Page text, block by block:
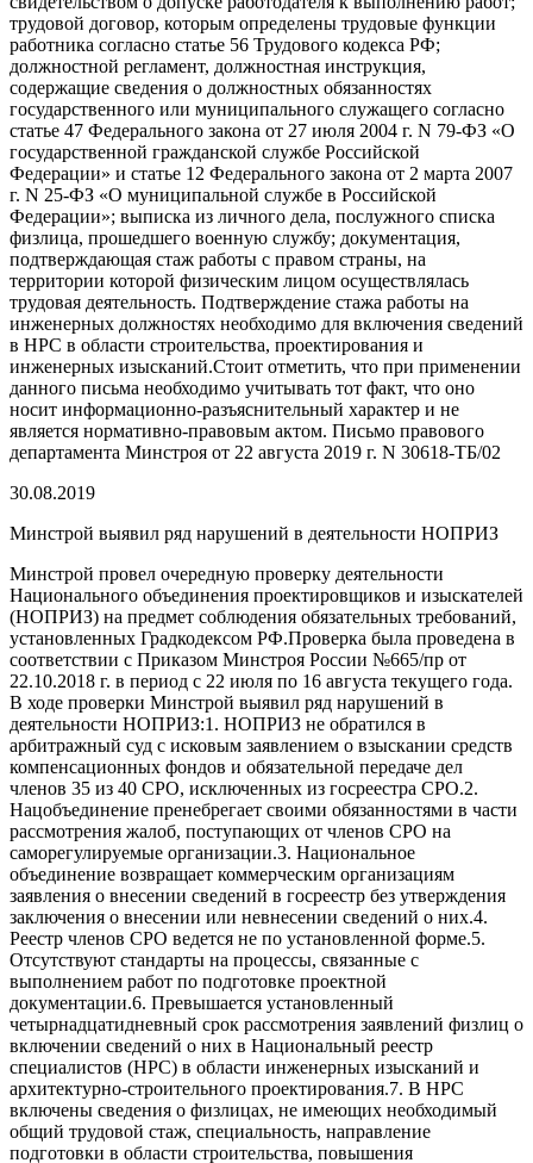
трудовой договор, которым определены трудовые функции
работника согласно статье 56 Трудового кодекса РФ;
должностной регламент, должностная инструкция,
содержащие сведения о должностных обязанностях
государственного или муниципального служащего согласно
статье 47 Федерального закона от 27 июля 2004 г. N 79-ФЗ «О
государственной гражданской службе Российской
Федерации» и статье 12 Федерального закона от 2 марта 2007
г. N 25-ФЗ «О муниципальной службе в Российской
Федерации»; выписка из личного дела, послужного списка
физлица, прошедшего военную службу; документация,
подтверждающая стаж работы с правом страны, на
территории которой физическим лицом осуществлялась
трудовая деятельность. Подтверждение стажа работы на
инженерных должностях необходимо для включения сведений
в НРС в области строительства, проектирования и
инженерных изысканий.Стоит отметить, что при применении
данного письма необходимо учитывать тот факт, что оно
носит информационно-разъяснительный характер и не
является нормативно-правовым актом. Письмо правового
департамента Минстроя от 22 августа 2019 г. N 30618-ТБ/02
30.08.2019
Минстрой выявил ряд нарушений в деятельности НОПРИЗ
Минстрой провел очередную проверку деятельности
Национального объединения проектировщиков и изыскателей
(НОПРИЗ) на предмет соблюдения обязательных требований,
установленных Градкодексом РФ.Проверка была проведена в
соответствии с Приказом Минстроя России №665/пр от
22.10.2018 г. в период с 22 июля по 16 августа текущего года.
В ходе проверки Минстрой выявил ряд нарушений в
деятельности НОПРИЗ:1. НОПРИЗ не обратился в
арбитражный суд с исковым заявлением о взыскании средств
компенсационных фондов и обязательной передаче дел
членов 35 из 40 СРО, исключенных из госреестра СРО.2.
Нацобъединение пренебрегает своими обязанностями в части
рассмотрения жалоб, поступающих от членов СРО на
саморегулируемые организации.3. Национальное
объединение возвращает коммерческим организациям
заявления о внесении сведений в госреестр без утверждения
заключения о внесении или невнесении сведений о них.4.
Реестр членов СРО ведется не по установленной форме.5.
Отсутствуют стандарты на процессы, связанные с
выполнением работ по подготовке проектной
документации.6. Превышается установленный
четырнадцатидневный срок рассмотрения заявлений физлиц о
включении сведений о них в Национальный реестр
специалистов (НРС) в области инженерных изысканий и
архитектурно-строительного проектирования.7. В НРС
включены сведения о физлицах, не имеющих необходимый
общий трудовой стаж, специальность, направление
подготовки в области строительства, повышения